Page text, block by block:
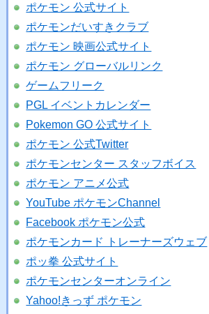
ポケモン 公式サイト
ポケモンだいすきクラブ
ポケモン 映画公式サイト
ポケモン グローバルリンク
ゲームフリーク
PGL イベントカレンダー
Pokemon GO 公式サイト
ポケモン 公式Twitter
ポケモンセンター スタッフボイス
ポケモン アニメ公式
YouTube ポケモンChannel
Facebook ポケモン公式
ポケモンカード トレーナーズウェブ
ポッ拳 公式サイト
ポケモンセンターオンライン
Yahoo!きっず ポケモン